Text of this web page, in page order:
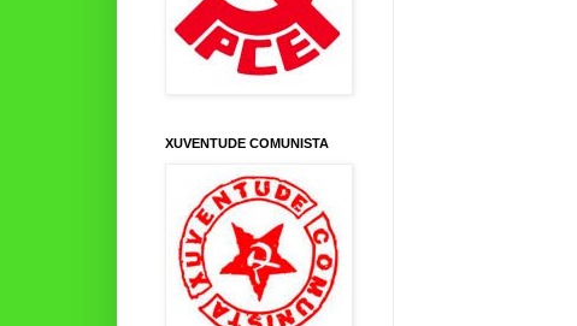
XUVENTUDE COMUNISTA